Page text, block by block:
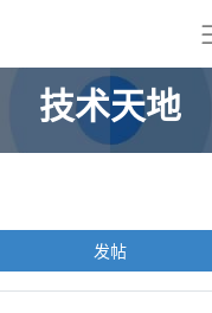
技术天地
发帖